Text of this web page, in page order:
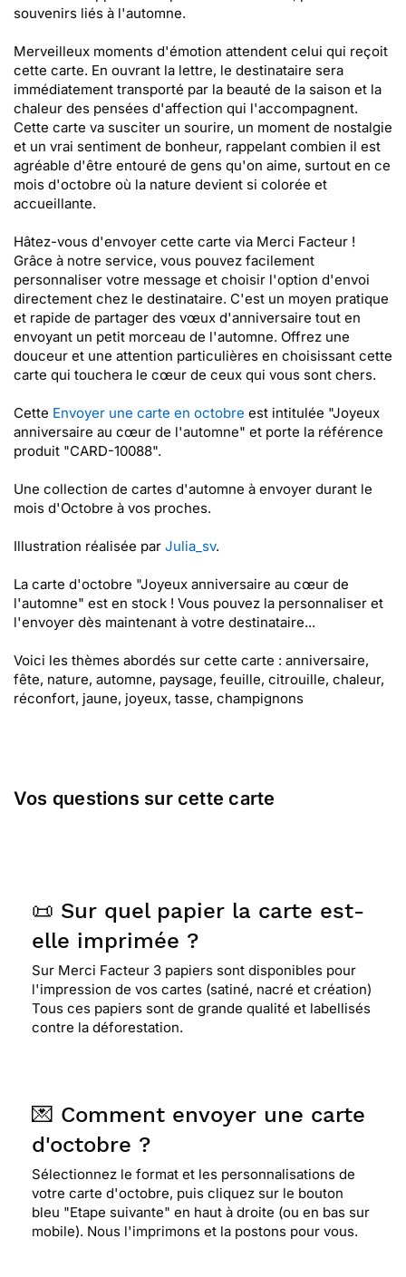
souvenirs liés à l'automne.
Merveilleux moments d'émotion attendent celui qui reçoit
cette carte. En ouvrant la lettre, le destinataire sera
immédiatement transporté par la beauté de la saison et la
chaleur des pensées d'affection qui l'accompagnent.
Cette carte va susciter un sourire, un moment de nostalgie
et un vrai sentiment de bonheur, rappelant combien il est
agréable d'être entouré de gens qu'on aime, surtout en ce
mois d'octobre où la nature devient si colorée et
accueillante.
Hâtez-vous d'envoyer cette carte via Merci Facteur !
Grâce à notre service, vous pouvez facilement
personnaliser votre message et choisir l'option d'envoi
directement chez le destinataire. C'est un moyen pratique
et rapide de partager des vœux d'anniversaire tout en
envoyant un petit morceau de l'automne. Offrez une
douceur et une attention particulières en choisissant cette
carte qui touchera le cœur de ceux qui vous sont chers.
Cette Envoyer une carte en octobre est intitulée "Joyeux
anniversaire au cœur de l'automne" et porte la référence
produit "CARD-10088".
Une collection de cartes d'automne à envoyer durant le
mois d'Octobre à vos proches.
Illustration réalisée par Julia_sv.
La carte d'octobre "Joyeux anniversaire au cœur de
l'automne" est en stock ! Vous pouvez la personnaliser et
l'envoyer dès maintenant à votre destinataire...
Voici les thèmes abordés sur cette carte : anniversaire,
fête, nature, automne, paysage, feuille, citrouille, chaleur,
réconfort, jaune, joyeux, tasse, champignons
Vos questions sur cette carte
📜 Sur quel papier la carte est-
elle imprimée ?
Sur Merci Facteur 3 papiers sont disponibles pour
l'impression de vos cartes (satiné, nacré et création)
Tous ces papiers sont de grande qualité et labellisés
contre la déforestation.
💌 Comment envoyer une carte
d'octobre ?
Sélectionnez le format et les personnalisations de
votre carte d'octobre, puis cliquez sur le bouton
bleu "Etape suivante" en haut à droite (ou en bas sur
mobile). Nous l'imprimons et la postons pour vous.